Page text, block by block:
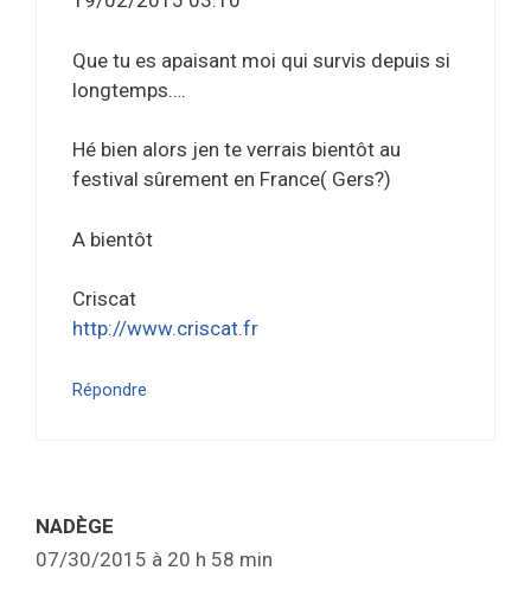
Que tu es apaisant moi qui survis depuis si
longtemps….
Hé bien alors jen te verrais bientôt au
festival sûrement en France( Gers?)
A bientôt
Criscat
http://www.criscat.fr
Répondre
NADÈGE
07/30/2015 à 20 h 58 min